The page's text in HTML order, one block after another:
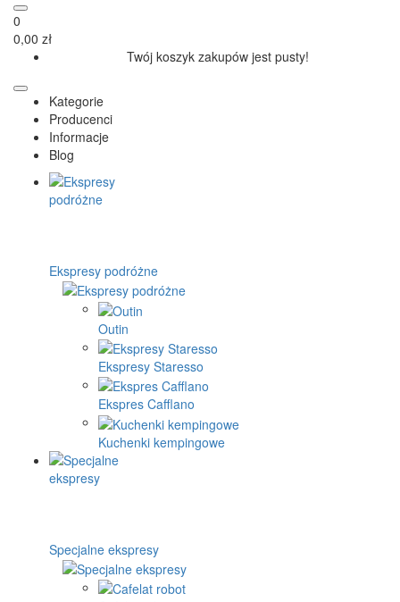
0
0,00 zł
Twój koszyk zakupów jest pusty!
Kategorie
Producenci
Informacje
Blog
Ekspresy podróżne
Outin
Ekspresy Staresso
Ekspres Cafflano
Kuchenki kempingowe
Specjalne ekspresy